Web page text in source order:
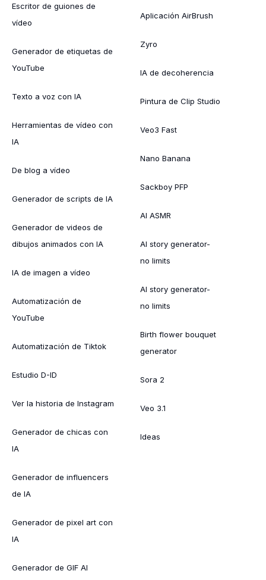
Escritor de guiones de
vídeo
Generador de etiquetas de
YouTube
Texto a voz con IA
Herramientas de vídeo con
IA
De blog a vídeo
Generador de scripts de IA
Generador de videos de
dibujos animados con IA
IA de imagen a vídeo
Automatización de
YouTube
Automatización de Tiktok
Estudio D-ID
Ver la historia de Instagram
Generador de chicas con
IA
Generador de influencers
de IA
Generador de pixel art con
IA
Generador de GIF AI
Aplicación AirBrush
Zyro
IA de decoherencia
Pintura de Clip Studio
Veo3 Fast
Nano Banana
Sackboy PFP
AI ASMR
AI story generator-
no limits
AI story generator-
no limits
Birth flower bouquet
generator
Sora 2
Veo 3.1
Ideas